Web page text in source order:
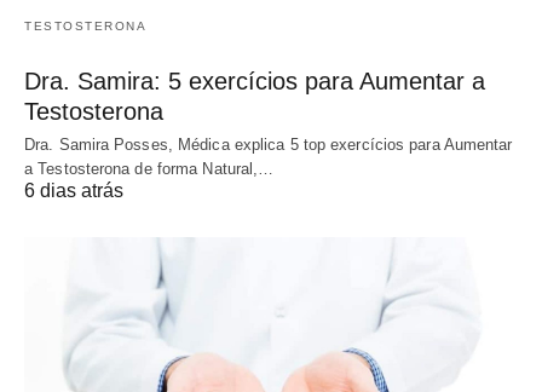
TESTOSTERONA
Dra. Samira: 5 exercícios para Aumentar a
Testosterona
Dra. Samira Posses, Médica explica 5 top exercícios para Aumentar
a Testosterona de forma Natural,…
6 dias atrás